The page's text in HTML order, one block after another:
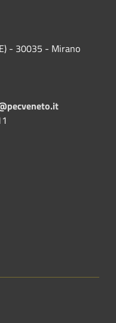
- 30035 - Mirano